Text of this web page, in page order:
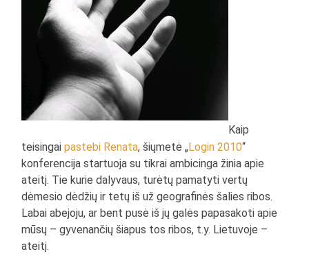
Kaip
teisingaipastebi Renata, šiųmetė „Login 2010“
konferencija startuoja su tikrai ambicinga žinia apie
ateitį. Tie kurie dalyvaus, turėtų pamatyti vertų
dėmesio dėdžių ir tetų iš už geografinės šalies ribos.
Labai abejoju, ar bent pusė iš jų galės papasakoti apie
mūsų – gyvenančių šiapus tos ribos, t.y. Lietuvoje –
ateitį.